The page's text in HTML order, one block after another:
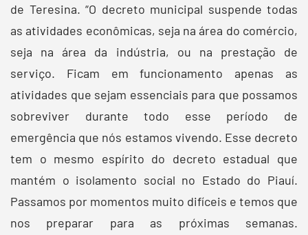
de Teresina. “O decreto municipal suspende todas
as atividades econômicas, seja na área do comércio,
seja na área da indústria, ou na prestação de
serviço. Ficam em funcionamento apenas as
atividades que sejam essenciais para que possamos
sobreviver durante todo esse período de
emergência que nós estamos vivendo. Esse decreto
tem o mesmo espírito do decreto estadual que
mantém o isolamento social no Estado do Piauí.
Passamos por momentos muito difíceis e temos que
nos preparar para as próximas semanas.